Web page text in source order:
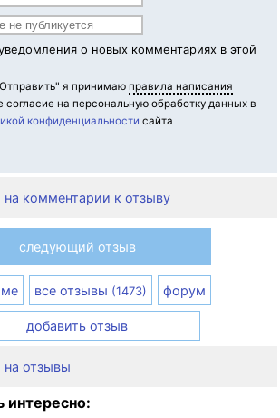
о новых комментариях в этой
я принимаю правила написания
согласие на персональную обработку данных в
конфиденциальности сайта
на комментарии к отзыву
следующий отзыв
все отзывы (1473) форум
добавить отзыв
на отзывы